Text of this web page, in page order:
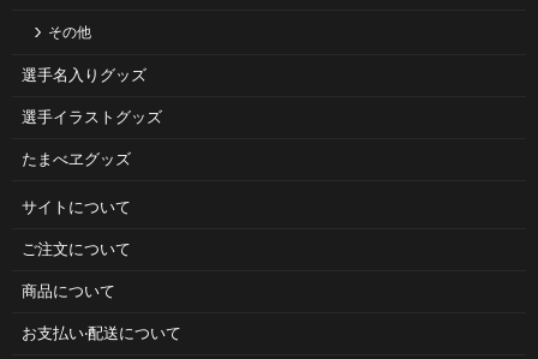
その他
選手名入りグッズ
選手イラストグッズ
たまべヱグッズ
サイトについて
ご注⽂について
商品について
お⽀払い‧配送について